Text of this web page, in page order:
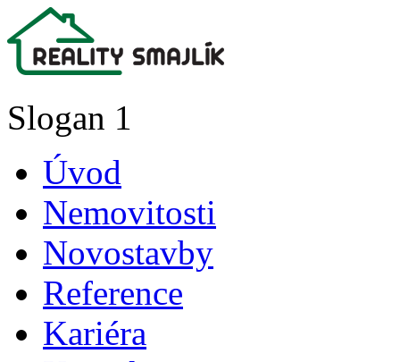
Slogan 1
Úvod
Nemovitosti
Novostavby
Reference
Kariéra